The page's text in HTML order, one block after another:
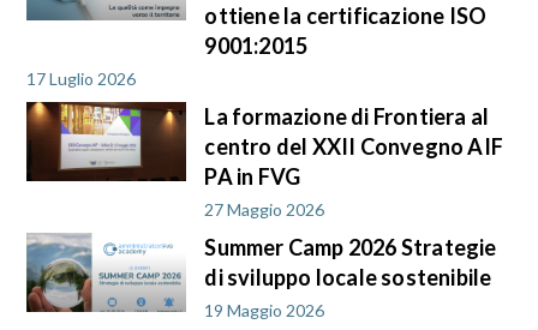
ottiene la certificazione ISO
9001:2015
17 Luglio 2026
La formazione di Frontiera al
centro del XXII Convegno AIF
PA in FVG
27 Maggio 2026
Summer Camp 2026 Strategie
di sviluppo locale sostenibile
19 Maggio 2026